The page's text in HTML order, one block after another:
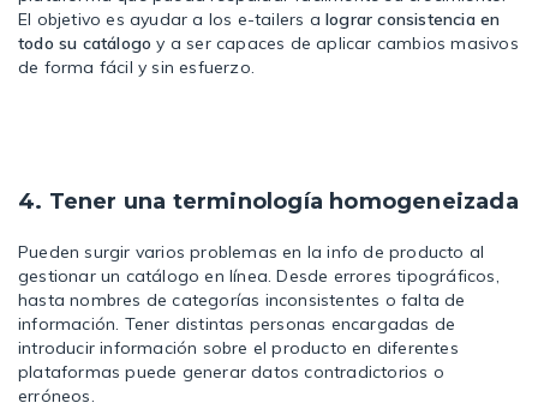
El objetivo es ayudar a los e-tailers a lograr consistencia en
todo su catálogo y a ser capaces de aplicar cambios masivos
de forma fácil y sin esfuerzo.
4. Tener una terminología homogeneizada
Pueden surgir varios problemas en la info de producto al
gestionar un catálogo en línea. Desde errores tipográficos,
hasta nombres de categorías inconsistentes o falta de
información. Tener distintas personas encargadas de
introducir información sobre el producto en diferentes
plataformas puede generar datos contradictorios o
erróneos.